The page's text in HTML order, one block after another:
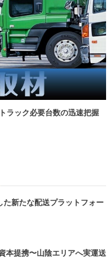
ラック必要台数の迅速把握
新たな配送プラットフォー
本提携〜山陰エリアへ実運送